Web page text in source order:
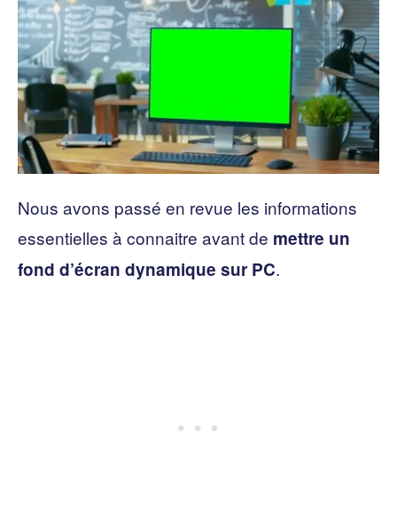
Nous avons passé en revue les informations
essentielles à connaitre avant de mettre un
fond d’écran dynamique sur PC.